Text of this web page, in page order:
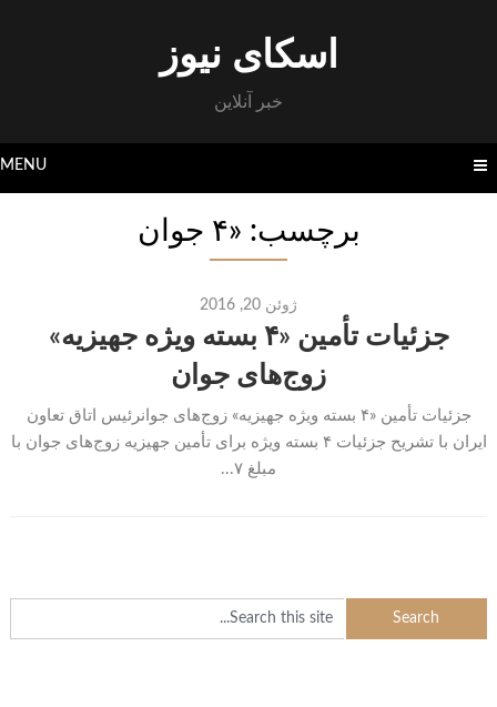
اسکای نیوز
خبر آنلاین
MENU
برچسب: «۴ جوان
ژوئن 20, 2016
جزئیات تأمین «۴ بسته ویژه جهیزیه»
زوج‌های جوان
جزئیات تأمین «۴ بسته ویژه جهیزیه» زوج‌های جوانرئیس اتاق تعاون
ایران با تشریح جزئیات ۴ بسته ویژه برای تأمین جهیزیه زوج‌های جوان با
مبلغ ۷...